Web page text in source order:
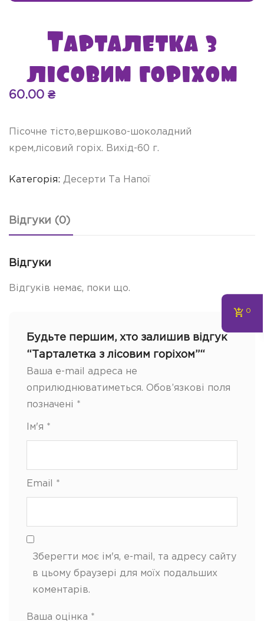
Тарталетка з
лісовим горіхом
60.00 ₴
Пісочне тісто,вершково-шоколадний
крем,лісовий горіх. Вихід-60 г.
Категорія: Десерти Та Напої
Відгуки (0)
Відгуки
Відгуків немає, поки що.
Будьте першим, хто залишив відгук
“Тарталетка з лісовим горіхом”“
Ваша e-mail адреса не
оприлюднюватиметься. Обов’язкові поля
позначені *
Ім'я *
Email *
Зберегти моє ім'я, e-mail, та адресу сайту
в цьому браузері для моїх подальших
коментарів.
Ваша оцінка *
0